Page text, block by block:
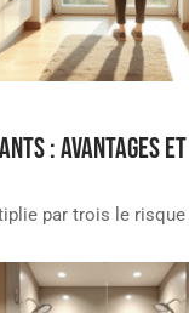
: avantages
par trois le risque